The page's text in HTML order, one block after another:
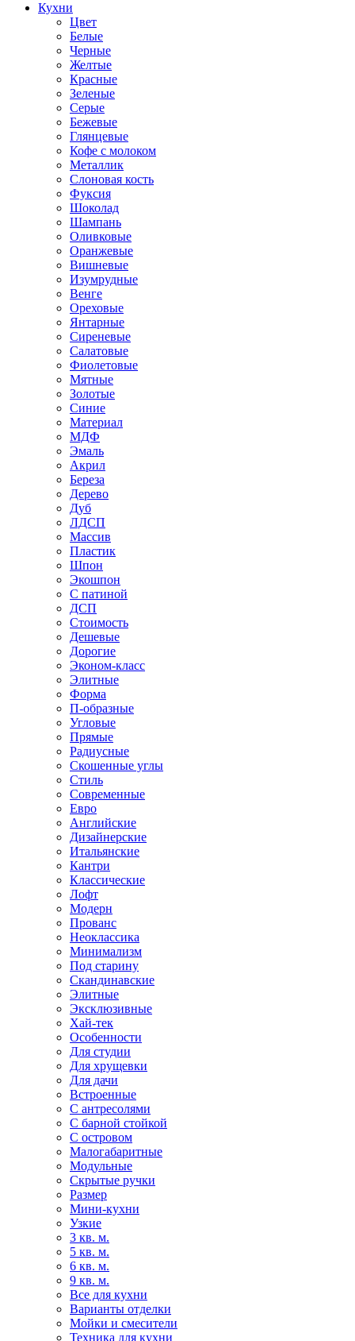
Кухни
Цвет
Белые
Черные
Желтые
Красные
Зеленые
Серые
Бежевые
Глянцевые
Кофе с молоком
Металлик
Слоновая кость
Фуксия
Шоколад
Шампань
Оливковые
Оранжевые
Вишневые
Изумрудные
Венге
Ореховые
Янтарные
Сиреневые
Салатовые
Фиолетовые
Мятные
Золотые
Синие
Материал
МДФ
Эмаль
Акрил
Береза
Дерево
Дуб
ЛДСП
Массив
Пластик
Шпон
Экошпон
С патиной
ДСП
Стоимость
Дешевые
Дорогие
Эконом-класс
Элитные
Форма
П-образные
Угловые
Прямые
Радиусные
Скошенные углы
Стиль
Современные
Евро
Английские
Дизайнерские
Итальянские
Кантри
Классические
Лофт
Модерн
Прованс
Неоклассика
Минимализм
Под старину
Скандинавские
Элитные
Эксклюзивные
Хай-тек
Особенности
Для студии
Для хрущевки
Для дачи
Встроенные
С антресолями
С барной стойкой
С островом
Малогабаритные
Модульные
Скрытые ручки
Размер
Мини-кухни
Узкие
3 кв. м.
5 кв. м.
6 кв. м.
9 кв. м.
Все для кухни
Варианты отделки
Мойки и смесители
Техника для кухни